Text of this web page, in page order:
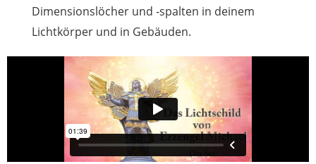
Dimensionslöcher und -spalten in deinem
Lichtkörper und in Gebäuden.